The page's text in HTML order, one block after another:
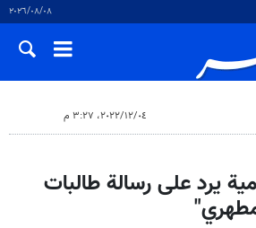
٠٨‏/٠٨‏/٢٠٢٦
٠٤‏/١٢‏/٢٠٢٢، ٣:٢٧ م
يرد على رسالة طالبات